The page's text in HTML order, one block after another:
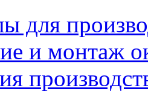
для
и монтаж